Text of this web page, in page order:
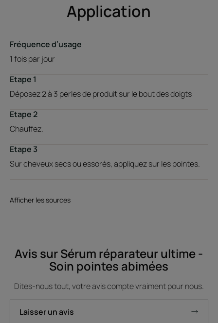
Application
Fréquence d’usage
1 fois par jour
Etape 1
Déposez 2 à 3 perles de produit sur le bout des doigts
Etape 2
Chauffez.
Etape 3
Sur cheveux secs ou essorés, appliquez sur les pointes.
Afficher les sources
Avis sur Sérum réparateur ultime -
Soin pointes abimées
Dites-nous tout, votre avis compte vraiment pour nous.
Laisser un avis